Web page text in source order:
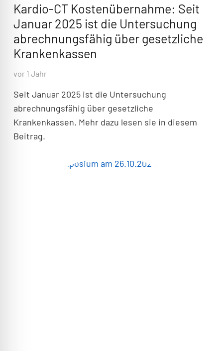
Kardio-CT Kostenübernahme: Seit
Januar 2025 ist die Untersuchung
abrechnungsfähig über gesetzliche
Krankenkassen
vor 1 Jahr
Seit Januar 2025 ist die Untersuchung
abrechnungsfähig über gesetzliche
Krankenkassen. Mehr dazu lesen sie in diesem
Beitrag.